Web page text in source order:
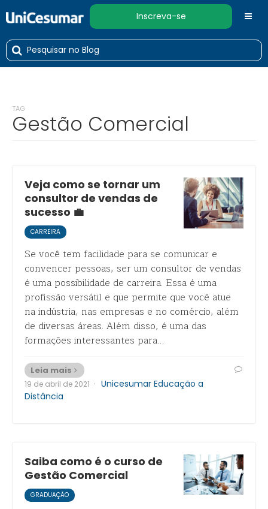
Inscreva-se
TAG
Gestão Comercial
Veja como se tornar um
consultor de vendas de
sucesso 💼
CARREIRA
Se você tem facilidade para se comunicar e
convencer pessoas, ser um consultor de vendas
é uma possibilidade de carreira. Essa é uma
profissão versátil e que permite que você atue
na indústria, nas empresas e no comércio, além
de diversas áreas. Além disso, é uma das
formações interessantes para…
Leia mais
19 de abril de 2021 · Unicesumar Educação a
Distância
Saiba como é o curso de
Gestão Comercial
GRADUAÇÃO